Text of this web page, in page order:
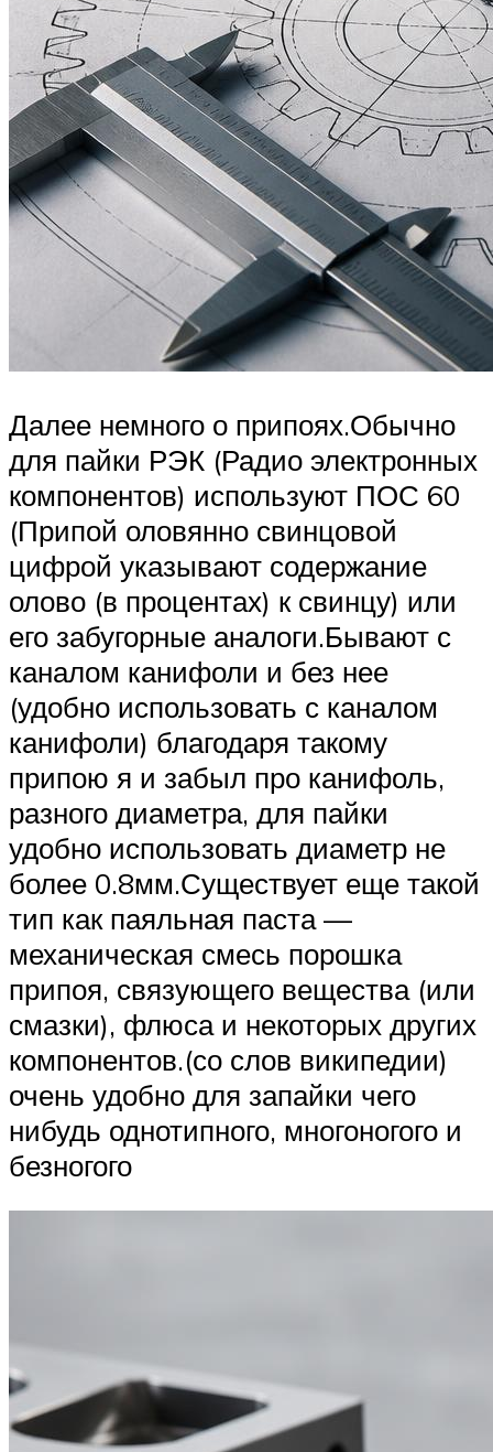
Далее немного о припоях.Обычно
для пайки РЭК (Радио электронных
компонентов) используют ПОС 60
(Припой оловянно свинцовой
цифрой указывают содержание
олово (в процентах) к свинцу) или
его забугорные аналоги.Бывают с
каналом канифоли и без нее
(удобно использовать с каналом
канифоли) благодаря такому
припою я и забыл про канифоль,
разного диаметра, для пайки
удобно использовать диаметр не
более 0.8мм.Существует еще такой
тип как паяльная паста —
механическая смесь порошка
припоя, связующего вещества (или
смазки), флюса и некоторых других
компонентов.(со слов википедии)
очень удобно для запайки чего
нибудь однотипного, многоногого и
безногого